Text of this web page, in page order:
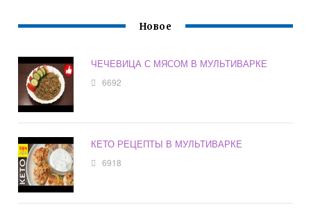
Новое
ЧЕЧЕВИЦА С МЯСОМ В МУЛЬТИВАРКЕ
6692
КЕТО РЕЦЕПТЫ В МУЛЬТИВАРКЕ
6918